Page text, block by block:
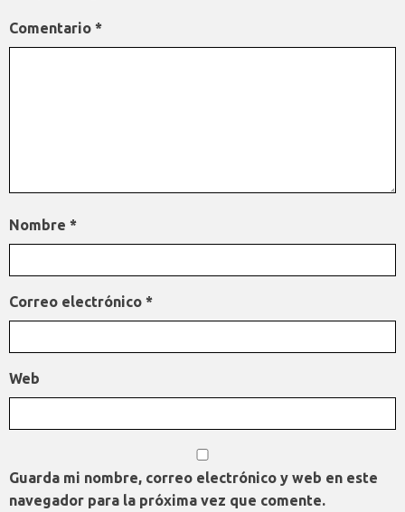
Comentario *
Nombre *
Correo electrónico *
Web
Guarda mi nombre, correo electrónico y web en este
navegador para la próxima vez que comente.